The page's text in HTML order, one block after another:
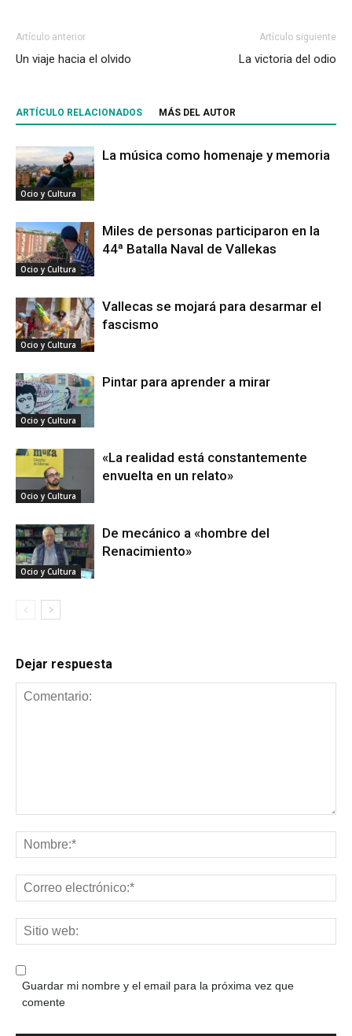
Artículo anterior
Un viaje hacia el olvido
Artículo siguiente
La victoria del odio
ARTÍCULO RELACIONADOS MÁS DEL AUTOR
Ocio y Cultura
La música como homenaje y memoria
Ocio y Cultura
Miles de personas participaron en la
44ª Batalla Naval de Vallekas
Ocio y Cultura
Vallecas se mojará para desarmar el
fascismo
Ocio y Cultura
Pintar para aprender a mirar
Ocio y Cultura
«La realidad está constantemente
envuelta en un relato»
Ocio y Cultura
De mecánico a «hombre del
Renacimiento»
Dejar respuesta
Guardar mi nombre y el email para la próxima vez que
comente